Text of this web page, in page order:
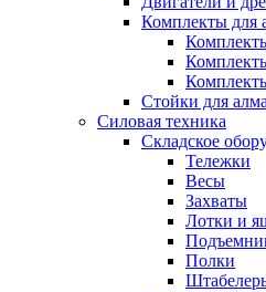
Комплекты для
Стойки для
Силовая техника
Складское
Тележки
Весы
Захваты
Лотки и
Полки